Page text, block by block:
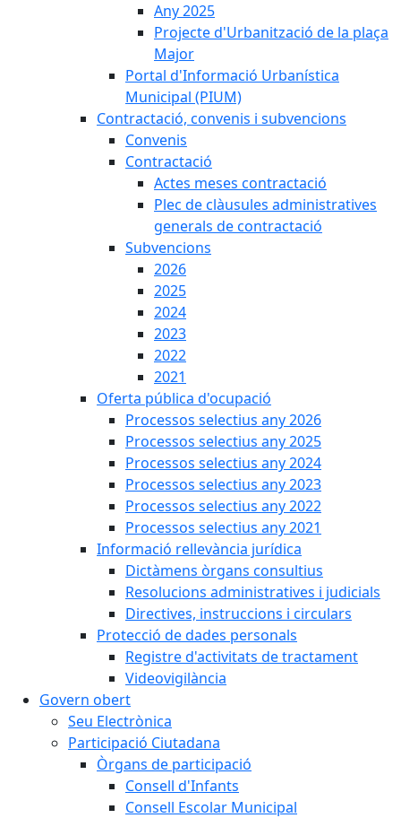
Any 2025
Projecte d'Urbanització de la plaça
Major
Portal d'Informació Urbanística
Municipal (PIUM)
Contractació, convenis i subvencions
Convenis
Contractació
Actes meses contractació
Plec de clàusules administratives
generals de contractació
Subvencions
2026
2025
2024
2023
2022
2021
Oferta pública d'ocupació
Processos selectius any 2026
Processos selectius any 2025
Processos selectius any 2024
Processos selectius any 2023
Processos selectius any 2022
Processos selectius any 2021
Informació rellevància jurídica
Dictàmens òrgans consultius
Resolucions administratives i judicials
Directives, instruccions i circulars
Protecció de dades personals
Registre d'activitats de tractament
Videovigilància
Govern obert
Seu Electrònica
Participació Ciutadana
Òrgans de participació
Consell d'Infants
Consell Escolar Municipal